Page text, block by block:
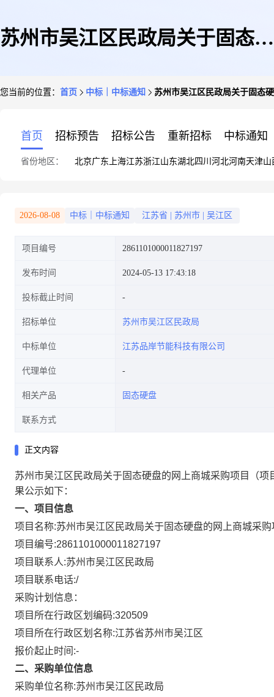
苏州市吴江区民政局关于固态硬
您当前的位置： 首页 中标｜中标通知 苏州市吴江区民政局关于固态
首页 招标预告 招标公告 重新招标 中标通知
省份地区： 北京广东 上海江苏浙江山东湖北四川 河北河南天津山
2026-08-08 中标｜中标通知 江苏省 苏州市 吴江区
项目编号 2861101000011827197
发布时间 2024-05-13 17:43:18
投标截止时间
招标单位 苏州市吴江区民政局
中标单位 江苏品岸节能科技有限公司
代理单位
相关产品 固态硬盘
联系方式
正文内容
苏州市吴江区民政局关于固态硬盘的网上商城采购项目
（
果公示如下：
一、项目信息
项目名称:苏州市吴江区民政局关于固态硬盘的网上商城采购
项目编号:2861101000011827197
项目联系人:苏州市吴江区民政局
项目联系电话:/
采购计划信息：
项目所在行政区划编码:320509
项目所在行政区划名称:江苏省苏州市吴江区
报价起止时间:-
二、采购单位信息
采购单位名称:苏州市吴江区民政局